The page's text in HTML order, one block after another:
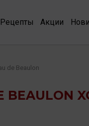
Рецепты Акции
BEAULON
de Beaulon